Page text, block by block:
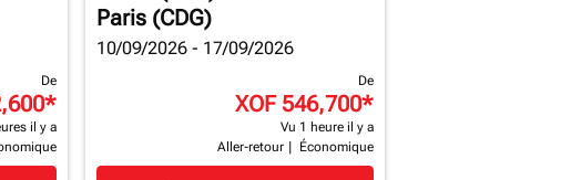
De
*
il y a
Paris (CDG)
10/09/2026 - 17/09/2026
De
XOF 546,700*
Vu 1 heure il y a
Aller-retour
Économique